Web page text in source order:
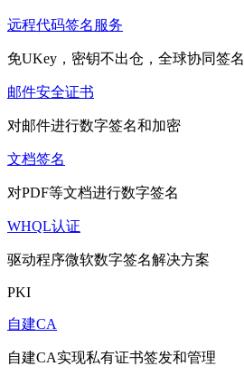
远程代码签名服务
免UKey，密钥不出仓，全球协同签名
邮件安全证书
对邮件进行数字签名和加密
文档签名
对PDF等文档进行数字签名
WHQL认证
驱动程序微软数字签名解决方案
PKI
自建CA
自建CA实现私有证书签发和管理